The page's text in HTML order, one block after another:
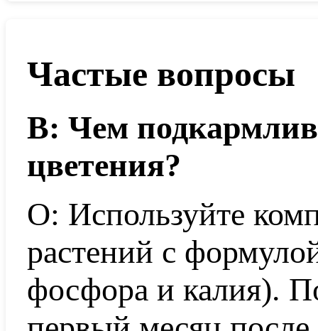
Частые вопросы
В: Чем
цветения?
О: Используйте
растений с
фосфора и калия).